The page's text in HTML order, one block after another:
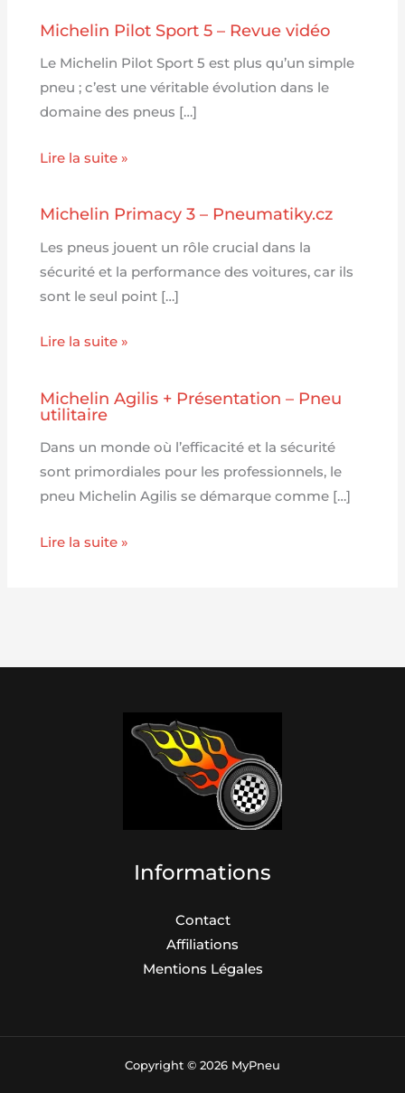
Michelin Pilot Sport 5 – Revue vidéo
Le Michelin Pilot Sport 5 est plus qu’un simple
pneu ; c’est une véritable évolution dans le
domaine des pneus […]
Lire la suite »
Michelin Primacy 3 – Pneumatiky.cz
Les pneus jouent un rôle crucial dans la
sécurité et la performance des voitures, car ils
sont le seul point […]
Lire la suite »
Michelin Agilis + Présentation – Pneu
utilitaire
Dans un monde où l’efficacité et la sécurité
sont primordiales pour les professionnels, le
pneu Michelin Agilis se démarque comme […]
Lire la suite »
Informations
Contact
Affiliations
Mentions Légales
Copyright © 2026 MyPneu